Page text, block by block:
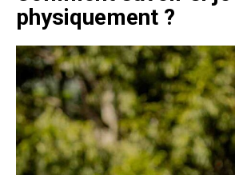
physiquement ?